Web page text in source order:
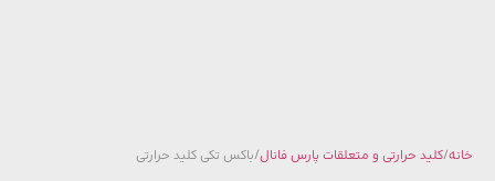
کلید حرارتی و متعلقات پارس فانال/ باکس تکی کلید حرارتی